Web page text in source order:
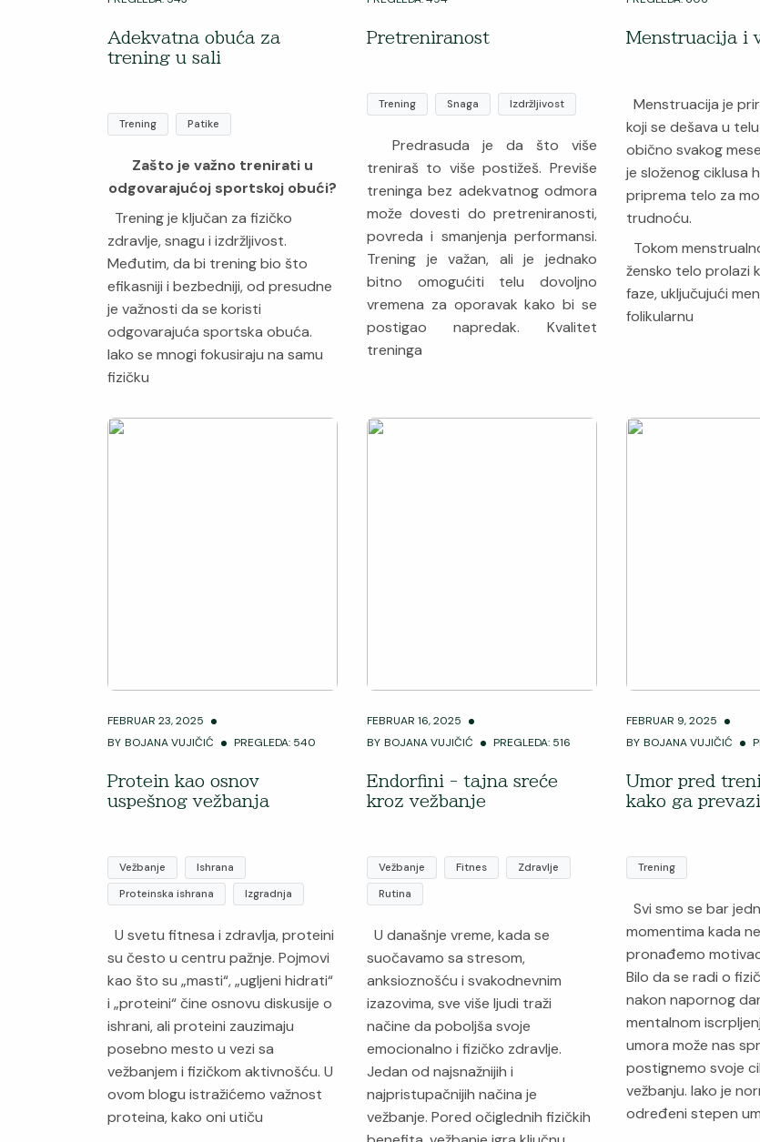
Adekvatna obuća za
trening u sali
Trening Patike
Zašto je važno trenirati u
odgovarajućoj sportskoj obući?
Trening je ključan za fizičko
zdravlje, snagu i izdržljivost.
Međutim, da bi trening bio što
efikasniji i bezbedniji, od presudne
je važnosti da se koristi
odgovarajuća sportska obuća.
Iako se mnogi fokusiraju na samu
fizičku
Pretreniranost
Trening Snaga Izdržljivost
Predrasuda je da što više
treniraš to više postižeš. Previše
treninga bez adekvatnog odmora
može dovesti do pretreniranosti,
povreda i smanjenja performansi.
Trening je važan, ali je jednako
bitno omogućiti telu dovoljno
vremena za oporavak kako bi se
postigao napredak. Kvalitet
treninga
Menstruacija i
Menstruacija je
koji se dešava u
obično svakog
je složenog ciklusa
priprema telo za
trudnoću.
Tokom
žensko telo prolazi
faze, uključujući
folikularnu
FEBRUAR 23, 2025
BY BOJANA VUJIČIĆ PREGLEDA: 540
Protein kao osnov
uspešnog vežbanja
Vežbanje
Ishrana
Proteinska ishrana
Izgradnja
U svetu fitnesa i zdravlja, proteini
su često u centru pažnje. Pojmovi
kao što su „masti“, „ugljeni hidrati“
i „proteini“ čine osnovu diskusije o
ishrani, ali proteini zauzimaju
posebno mesto u vezi sa
vežbanjem i fizičkom aktivnošću. U
ovom blogu istražićemo važnost
proteina, kako oni utiču
FEBRUAR 16, 2025
BY BOJANA VUJIČIĆ PREGLEDA: 516
Endorfini - tajna sreće
kroz vežbanje
Vežbanje Fitnes
Zdravlje
Rutina
U današnje vreme, kada se
suočavamo sa stresom,
anksioznošću i svakodnevnim
izazovima, sve više ljudi traži
načine da poboljša svoje
emocionalno i fizičko zdravlje.
Jedan od najsnažnijih i
najpristupačnijih načina je
vežbanje. Pored očiglednih fizičkih
FEBRUAR 9, 2025
BY BOJANA VUJIČIĆ
Umor pred
kako ga
Trening
Svi smo se bar
momentima kada
pronađemo
Bilo da se radi o
nakon napornog
mentalnom
umora može nas
postignemo svoje
vežbanju. Iako je
određeni stepen